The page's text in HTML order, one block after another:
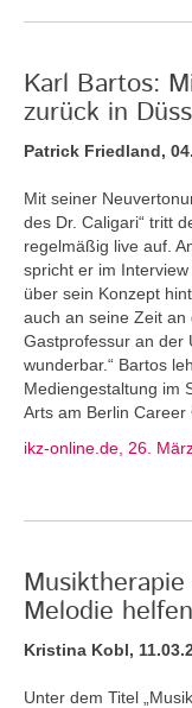
Karl Bartos:
zurück in
Patrick Friedland,
Mit seiner
des Dr. Caligari“ tritt
regelmäßig live auf.
spricht er im
über sein Konzept
auch an seine Zeit an
Gastprofessur an der
wunderbar.“ Bartos
Mediengestaltung im
Arts am Berlin Career
ikz-online.de, 26.
Melodie
Kristina Kobl,
Unter dem Titel